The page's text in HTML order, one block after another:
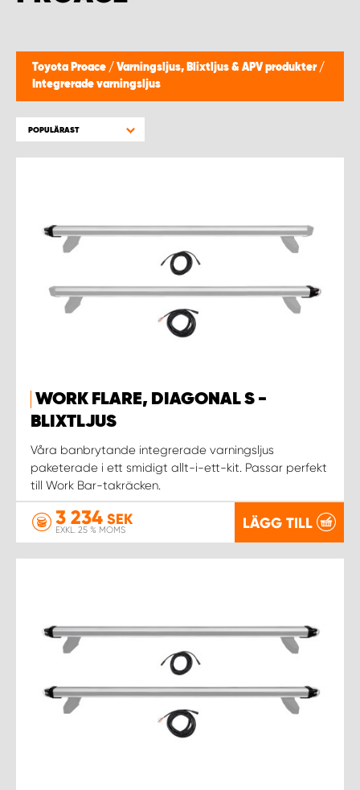
Toyota Proace / Varningsljus, Blixtljus & APV produkter /
Integrerade varningsljus
POPULÄRAST
WORK FLARE, DIAGONAL S -
BLIXTLJUS
Våra banbrytande integrerade varningsljus
paketerade i ett smidigt allt-i-ett-kit. Passar perfekt
till Work Bar-takräcken.
3 234 SEK
EXKL. 25 % MOMS LÄGG TILL
WORK SYSTEM HELSINGBORG
WORK SYSTEM JÖNKÖPING
WORK SYSTEM KARLSTAD
WORK SYSTEM KRISTIANSTAD
WORK SYSTEM LULEÅ
WORK SYSTEM SKELLEFTEÅ
WORK SYSTEM SKÖVDE
WORK SYSTEM STAFFANSTORP
WORK SYSTEM SUNDSVALL
WORK SYSTEM UMEÅ